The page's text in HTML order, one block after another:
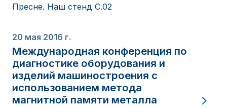
Пресне. Наш стенд С.02
20 мая 2016 г.
Международная конференция по
диагностике оборудования и
изделий машиностроения с
использованием метода
магнитной памяти металла